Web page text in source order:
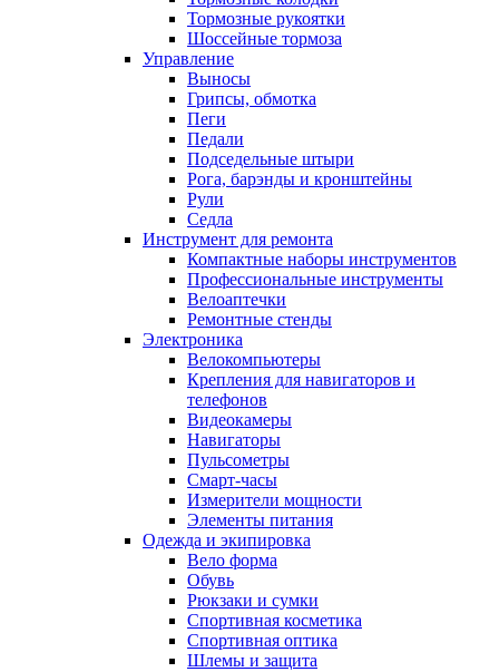
Тормозные рукоятки
Шоссейные тормоза
Управление
Выносы
Грипсы, обмотка
Пеги
Педали
Подседельные штыри
Рога, барэнды и кронштейны
Рули
Седла
Инструмент для ремонта
Компактные наборы инструментов
Профессиональные инструменты
Велоаптечки
Ремонтные стенды
Электроника
Велокомпьютеры
Крепления для навигаторов и
телефонов
Видеокамеры
Навигаторы
Пульсометры
Смарт-часы
Измерители мощности
Элементы питания
Одежда и экипировка
Вело форма
Обувь
Рюкзаки и сумки
Спортивная косметика
Спортивная оптика
Шлемы и защита